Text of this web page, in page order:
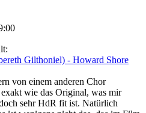
Gilthoniel) - Howard Shore
von einem anderen Chor
wie das Original, was mir
sehr HdR fit ist. Natürlich